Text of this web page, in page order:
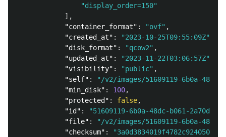
"display_order=150"
],
"container_format" : "ovf" ,
"created_at" : "2023-10-25T09:55:09Z"
"disk_format" : "qcow2" ,
"updated_at" : "2023-11-22T03:06:57Z"
"visibility" : "public" ,
"self" :
"/v2/images/51609119-6b0a-48dc-
"min_disk" : 100,
"protected" : false,
"id" :
"51609119-6b0a-48dc-b061-
"file" :
"/v2/images/51609119-6b0a-
"checksum" :